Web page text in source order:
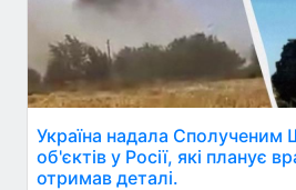
Україна надала Сполученим
об'єктів у Росії, які планує
отримав деталі.